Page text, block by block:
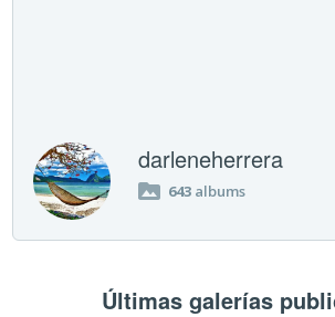
darleneherrera
643 albums
Últimas galerías